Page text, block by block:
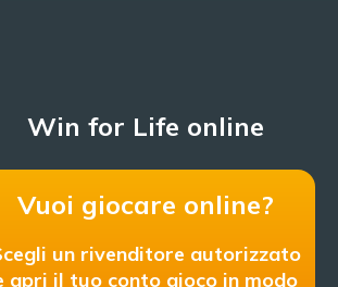
Win for Life online
Vuoi giocare online?
un rivenditore autorizzato
apri il tuo conto gioco in modo